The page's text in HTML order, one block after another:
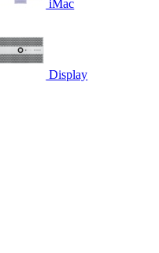
iMac
Display